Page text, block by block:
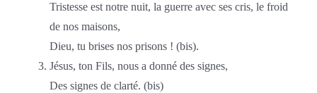
Tristesse est notre nuit, la guerre avec ses cris, le froid
de nos maisons,
Dieu, tu brises nos prisons ! (bis).
Jésus, ton Fils, nous a donné des signes,
Des signes de clarté. (bis)